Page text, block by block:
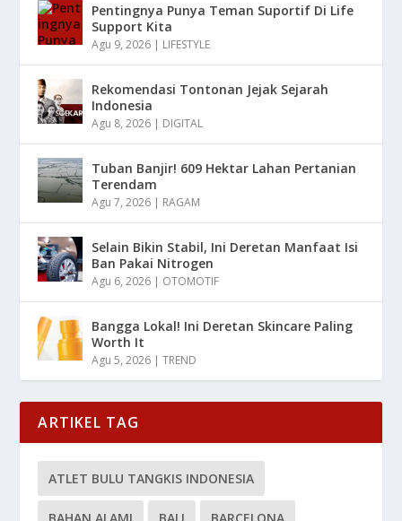
Pentingnya Punya Teman Suportif Di Life
Support Kita
Agu 9, 2026 | LIFESTYLE
Rekomendasi Tontonan Jejak Sejarah
Indonesia
Agu 8, 2026 | DIGITAL
Tuban Banjir! 609 Hektar Lahan Pertanian
Terendam
Agu 7, 2026 | RAGAM
Selain Bikin Stabil, Ini Deretan Manfaat Isi
Ban Pakai Nitrogen
Agu 6, 2026 | OTOMOTIF
Bangga Lokal! Ini Deretan Skincare Paling
Worth It
Agu 5, 2026 |TREND
ARTIKEL TAG
ATLET BULU TANGKIS INDONESIA
BAHAN ALAMI BALI BARCELONA